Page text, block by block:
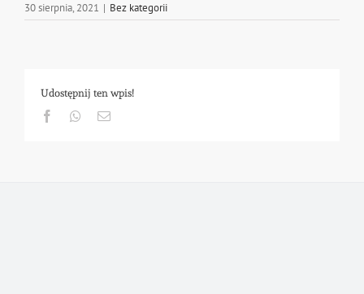
30 sierpnia, 2021 | Bez kategorii
Udostępnij ten wpis!
FacebookWhatsapp
Email